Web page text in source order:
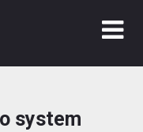
system